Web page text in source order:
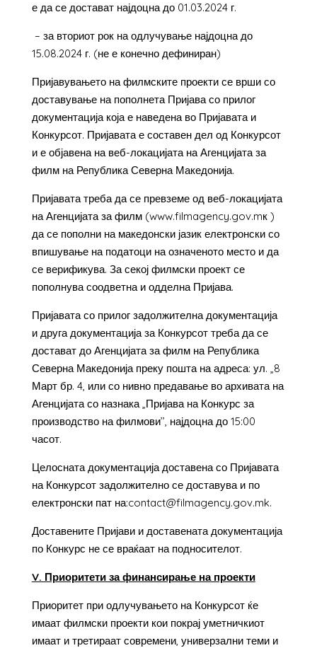
е да се достават најдоцна до 01.03.2024 г.
– за вториот рок на одлучување најдоцна до
15.08.2024 г. (не е конечно дефиниран)
Пријавувањето на филмските проекти се врши со
доставување на пополнета Пријава со прилог
документација која е наведена во Пријавата и
Конкурсот. Пријавата е составен дел од Конкурсот
и е објавена на веб-локацијата на Агенцијата за
филм на Република Северна Македонија.
Пријавата треба да се превземе од веб-локацијата
на Агенцијата за филм (www.filmagency.gov.mк )
да се пополни на македонски јазик електронски со
впишување на податоци на означеното место и да
се верификува. За секој филмски проект се
пополнува соодветна и одделна Пријава.
Пријавата со прилог задолжителна документација
и друга документација за Конкурсот треба да се
достават до Агенцијата за филм на Република
Северна Македонија преку пошта на адреса: ул. „8
Март бр. 4, или со нивно предавање во архивата на
Агенцијата со назнака „Пријава на Конкурс за
производство на филмови’’, најдоцна до 15:00
часот.
Целосната документација доставена со Пријавата
на Конкурсот задолжително се доставува и по
електронски пат на:contact@filmagency.gov.mk.
Доставените Пријави и доставената документација
по Конкурс не се враќаат на подносителот.
V. Приоритети за финансирање на проекти
Приоритет при одлучувањето на Конкурсот ќе
имаат филмски проекти кои покрај уметничкиот
имаат и третираат современи, универзални теми и